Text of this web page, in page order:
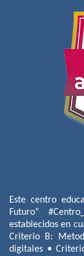
Este centro
Futuro”
establecidos en
Criterio B:
digitales •